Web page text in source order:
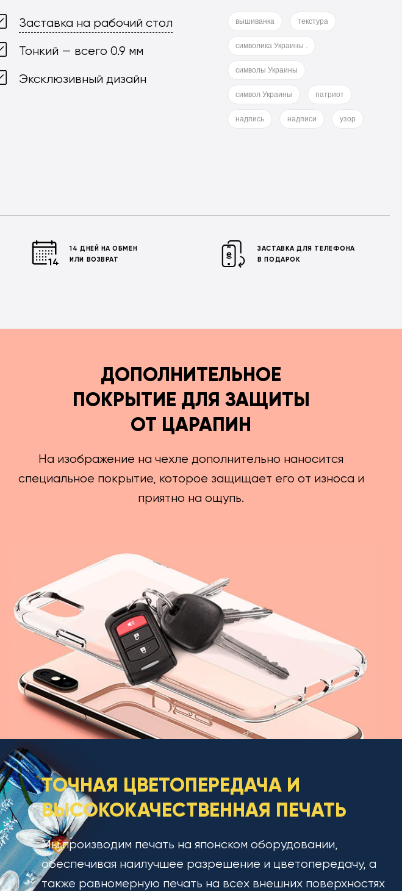
Заставка на рабочий стол
Тонкий — всего 0.9 мм
Эксклюзивный дизайн
вышиванка текстура
символика Украины .
символы Украины
символ Украины патриот
надпись надписи узор
14 ДНЕЙ НА ОБМЕН
ИЛИ ВОЗВРАТ
ЗАСТАВКА ДЛЯ ТЕЛЕФОНА
В ПОДАРОК
ДОПОЛНИТЕЛЬНОЕ
ПОКРЫТИЕ ДЛЯ ЗАЩИТЫ
ОТ ЦАРАПИН
На изображение на чехле дополнительно наносится
специальное покрытие, которое защищает его от износа и
приятно на ощупь.
ТОЧНАЯ ЦВЕТОПЕРЕДАЧА И
ВЫСОКОКАЧЕСТВЕННАЯ ПЕЧАТЬ
Мы производим печать на японском оборудовании,
обеспечивая наилучшее разрешение и цветопередачу, а
также равномерную печать на всех внешних поверхностях